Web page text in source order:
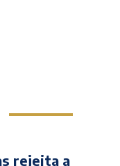
rejeita a